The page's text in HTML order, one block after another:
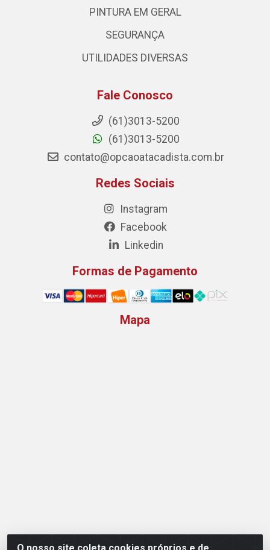
PINTURA EM GERAL
SEGURANÇA
UTILIDADES DIVERSAS
Fale Conosco
(61)3013-5200
(61)3013-5200
contato@opcaoatacadista.com.br
Redes Sociais
Instagram
Facebook
Linkedin
Formas de Pagamento
Mapa